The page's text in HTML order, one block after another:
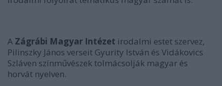
A Zágrábi Magyar Intézet irodalmi estet szervez,
Pilinszky János verseit Gyurity István és Vidákovics
Szláven színművészek tolmácsolják magyar és
horvát nyelven.